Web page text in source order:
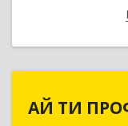
АЙ ТИ